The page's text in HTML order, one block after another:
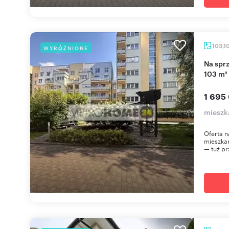
WYRÓŻNIONE
Na sprzedaż przestronne 4-pokojowe mieszkanie
103
1 695
Oferta
— tuż